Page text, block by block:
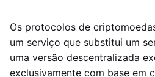
Os protocolos de
um serviço que substitui um
uma versão descentralizada
exclusivamente com base em